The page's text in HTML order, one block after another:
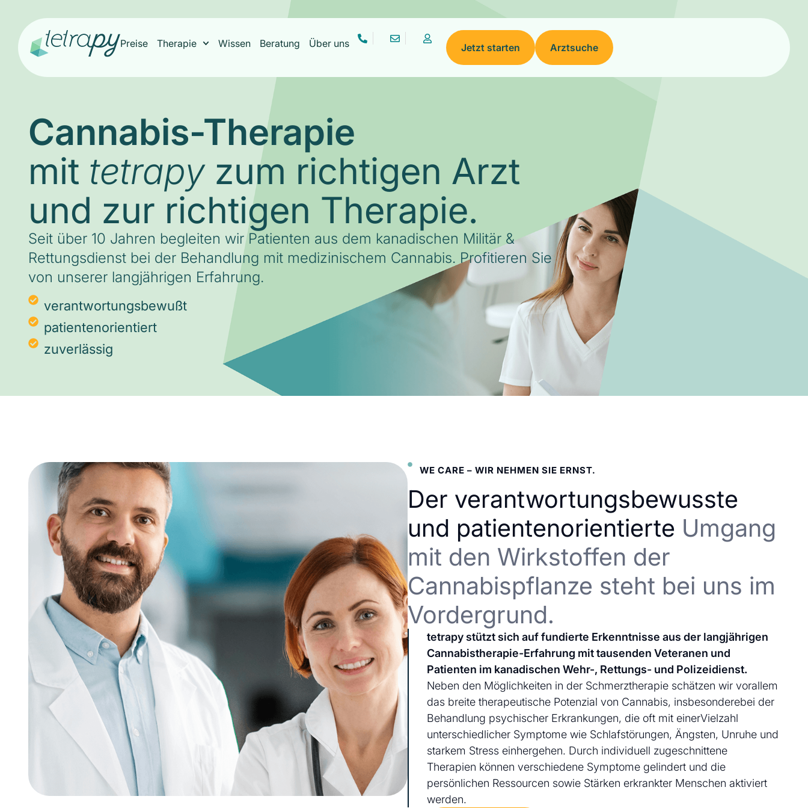
Preise Therapie Wissen Beratung Über uns Jetzt starten Arztsuche
Cannabis-Therapie
mit tetrapyzum richtigen Arzt
und zur richtigen Therapie.
Seit über 10 Jahren begleiten wir Patienten aus dem kanadischen Militär &
Rettungsdienst bei der Behandlung mit medizinischem Cannabis. Profitieren Sie
von unserer langjährigen Erfahrung.
verantwortungsbewußt
patientenorientiert
zuverlässig
WE CARE – WIR NEHMEN SIE ERNST.
Der verantwortungsbewusste
und patientenorientierte Umgang
mit den Wirkstoffen der
Cannabispflanze steht bei uns im
Vordergrund.
tetrapy stützt sich auf fundierte Erkenntnisse aus der langjährigen
Cannabistherapie-Erfahrung mit tausenden Veteranen und
Patienten im kanadischen Wehr-, Rettungs- und Polizeidienst.
Neben den Möglichkeiten in der Schmerztherapie schätzen wir vorallem
das breite therapeutische Potenzial von Cannabis, insbesonderebei der
Behandlung psychischer Erkrankungen, die oft mit einerVielzahl
unterschiedlicher Symptome wie Schlafstörungen, Ängsten, Unruhe und
starkem Stress einhergehen. Durch individuell zugeschnittene
Therapien können verschiedene Symptome gelindert und die
persönlichen Ressourcen sowie Stärken erkrankter Menschen aktiviert
werden.